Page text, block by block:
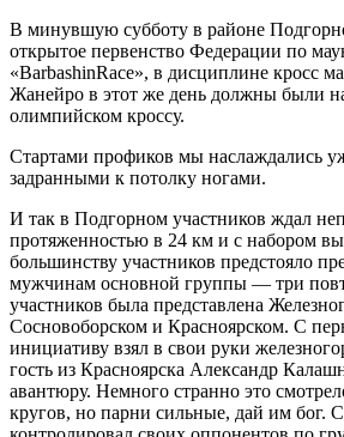
В минувшую субботу в районе
открытое первенство Федерации по
«BarbashinRace», в дисциплине кросс
Жанейро в этот же день должны были
олимпийском кроссу.
Стартами профиков мы наслаждались
задранными к потолку ногами.
И так в Подгорном участников ждал
протяженностью в 24 км и с набором
большинству участников предстояло
мужчинам основной группы — три
участников была представлена
Сосновоборском и Красноярском. С
инициативу взял в свои руки
гость из Красноярска Александр
авантюру. Немного странно это
кругов, но парни сильные, дай им бог.